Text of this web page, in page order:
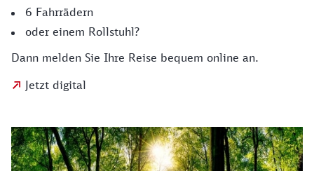
6 Fahrrädern
oder einem Rollstuhl?
Dann melden Sie Ihre Reise bequem online an.
Jetzt digital